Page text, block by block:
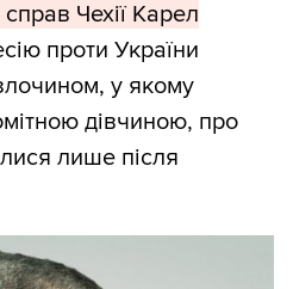
Чехії Карел
проти України
у якому
дівчиною, про
лише після